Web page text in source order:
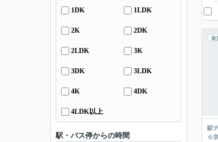
賃
駅
☆京
1DK 1LDK
2K 2DK
2LDK 3K
3DK 3LDK
4K 4DK
4LDK以上
駅・バス停からの時間